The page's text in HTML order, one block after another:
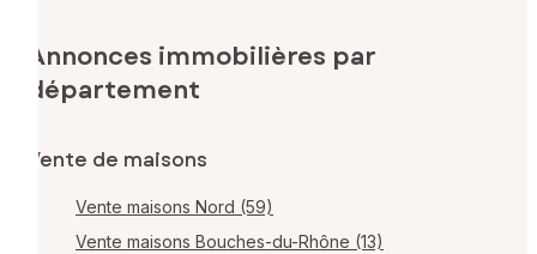
Annonces immobilières par
département
Vente de maisons
Vente maisons Nord (59)
Vente maisons Bouches-du-Rhône (13)